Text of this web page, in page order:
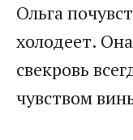
Ольга
холодеет.
свекровь
чувством